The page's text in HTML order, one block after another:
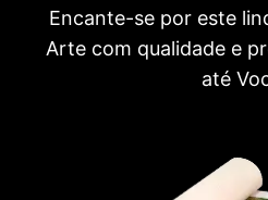
Encante-se por este
Arte com qualidade e
até